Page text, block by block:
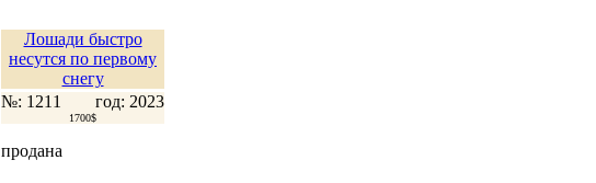
Лошади быстро
несутся по первому
снегу
№: 1211
год: 2023
1700$
продана